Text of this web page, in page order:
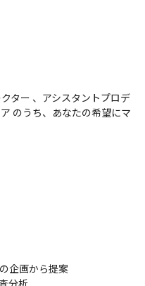
ター 、アシスタントプロデ
のうち、あなたの希望にマ
企画から提案
分析